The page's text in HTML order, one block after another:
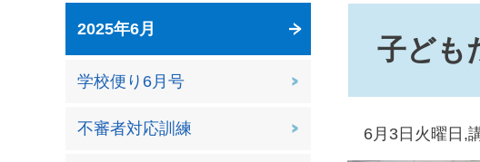
2025年6月
学校便り6月号
不審者対応訓練
子ども
6月3日火曜日,